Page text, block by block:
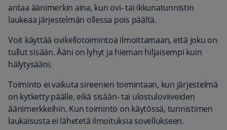
antaa äänimerkin aina, kun ovi- tai ikkunatunnistin
laukeaa järjestelmän ollessa pois päältä.
Voit käyttää ovikellotoimintoa ilmoittamaan, että joku on
tullut sisään. Ääni on lyhyt ja hieman hiljaisempi kuin
hälytysääni.
Toiminto ei vaikuta sireenien toimintaan, kun järjestelmä
on kytketty päälle, eikä sisään- tai ulostuloviiveiden
äänimerkkeihin. Kun toiminto on käytössä, tunnistimen
laukaisusta ei lähetetä ilmoituksia sovellukseen.